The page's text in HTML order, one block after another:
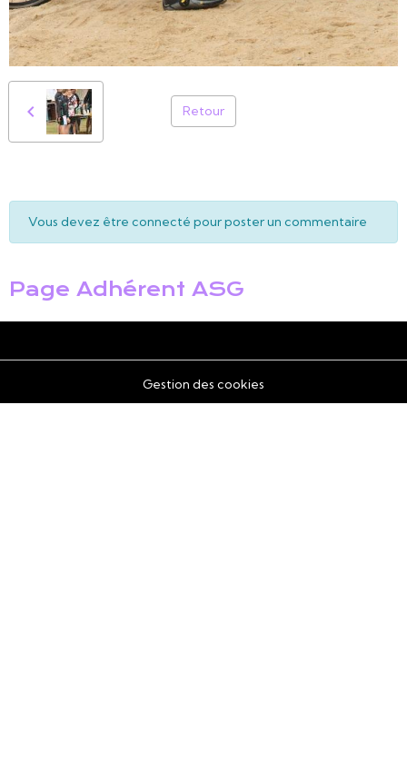
Retour
Vous devez être connecté pour poster un commentaire
Page Adhérent ASG
Gestion des cookies